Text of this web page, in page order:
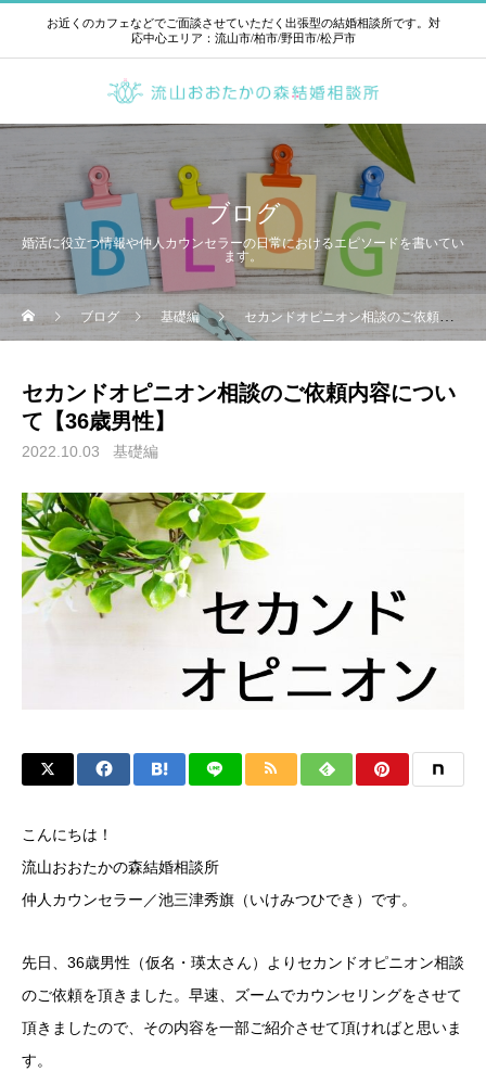
お近くのカフェなどでご面談させていただく出張型の結婚相談所です。対
応中心エリア：流山市/柏市/野田市/松戸市
ブログ
婚活に役立つ情報や仲人カウンセラーの日常におけるエピソードを書いてい
ます。
ブログ 基礎編 セカンドオピニオン相談のご依頼内容について【36歳男性】
セカンドオピニオン相談のご依頼内容につい
て【36歳男性】
2022.10.03 基礎編
こんにちは！
流山おおたかの森結婚相談所
仲人カウンセラー／池三津秀旗（いけみつひでき）です。
先日、36歳男性（仮名・瑛太さん）よりセカンドオピニオン相談
のご依頼を頂きました。早速、ズームでカウンセリングをさせて
頂きましたので、その内容を一部ご紹介させて頂ければと思いま
す。